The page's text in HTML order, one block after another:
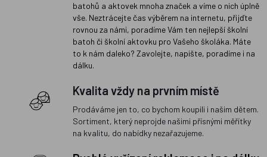
batohů a aktovek mnoha značek a víme o nich úplně
vše. Neztrácejte čas výběrem na internetu, přijďte
rovnou za námi, poradíme Vám ten nejlepší školní
batoh či školní aktovku pro Vašeho školáka. Máte
to k nám daleko? Zavolejte, napište, poradíme i na
dálku.
Kvalita vždy na prvním místě
Prodáváme jen to, co bychom koupili i našim dětem.
Sortiment, který neprojde našimi přísnými měřítky
na kvalitu, do nabídky nezařazujeme.